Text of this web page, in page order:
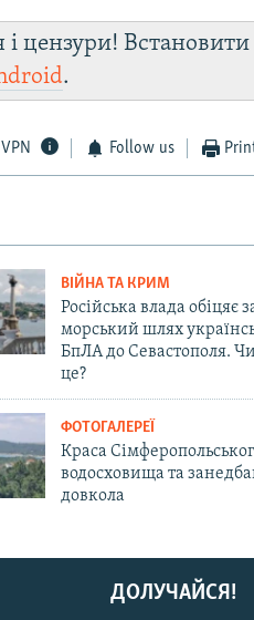
цензури!
.
Follow us
ВІЙНА ТА КРИМ
Російська влада обіцяє
морський шлях
БпЛА до Севастополя.
це?
ФОТОГАЛЕРЕЇ
Краса
водосховища та
довкола
ДОЛУЧАЙСЯ!